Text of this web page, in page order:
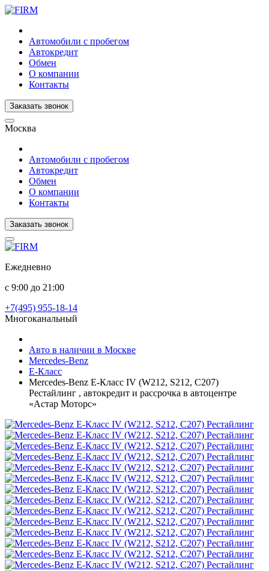
Автомобили с пробегом
Автокредит
Обмен
О компании
Контакты
Заказать звонок
Москва
Автомобили с пробегом
Автокредит
Обмен
О компании
Контакты
Заказать звонок
Ежедневно
с 9:00 до 21:00
+7(495) 955-18-14
Многоканальный
Авто в наличии в Москве
Mercedes-Benz
E-Класс
Mercedes-Benz E-Класс IV (W212, S212, C207)
Рестайлинг , автокредит и рассрочка в автоцентре
«Астар Моторс»